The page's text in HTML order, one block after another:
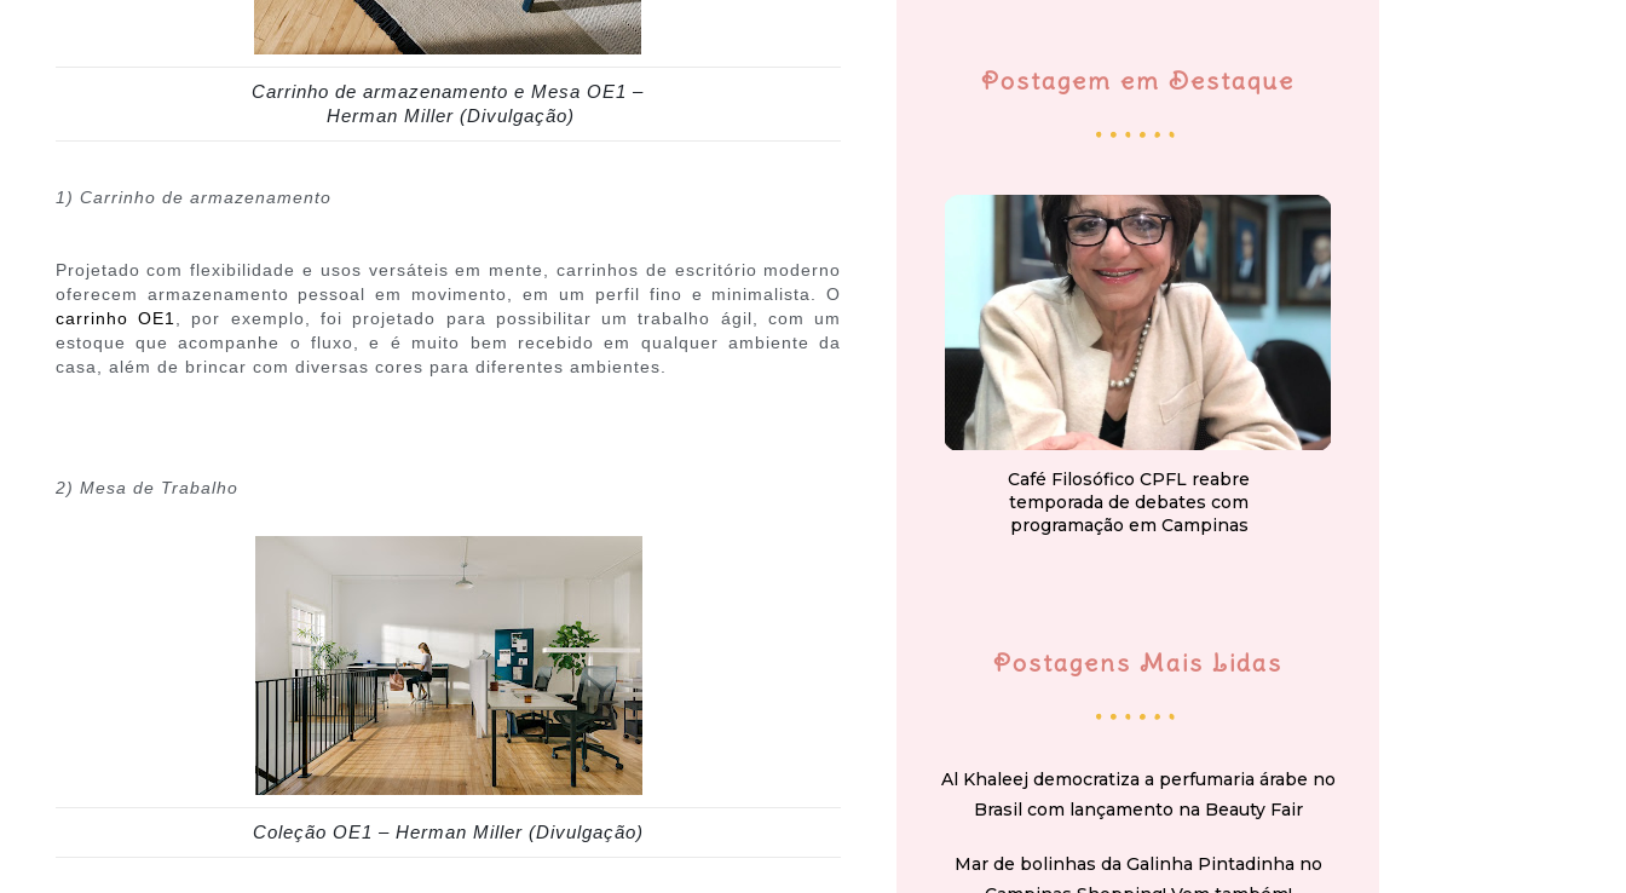
Carrinho de armazenamento e Mesa OE1 –
Herman Miller (Divulgação)
1) Carrinho de armazenamento
Projetado com flexibilidade e usos versáteis em mente, carrinhos de escritório moderno
oferecem armazenamento pessoal em movimento, em um perfil fino e minimalista. O
carrinho OE1, por exemplo, foi projetado para possibilitar um trabalho ágil, com um
estoque que acompanhe o fluxo, e é muito bem recebido em qualquer ambiente da
casa, além de brincar com diversas cores para diferentes ambientes.
2) Mesa de Trabalho
Coleção OE1 – Herman Miller (Divulgação)
Postagem em Destaque
Café Filosófico CPFL reabre
temporada de debates com
programação em Campinas
Postagens Mais Lidas
Al Khaleej democratiza a perfumaria árabe no
Brasil com lançamento na Beauty Fair
Mar de bolinhas da Galinha Pintadinha no